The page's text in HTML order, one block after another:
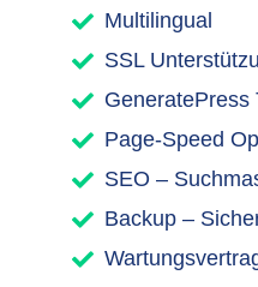
Multilingual
SSL
GeneratePress
Page-Speed
SEO –
Backup –